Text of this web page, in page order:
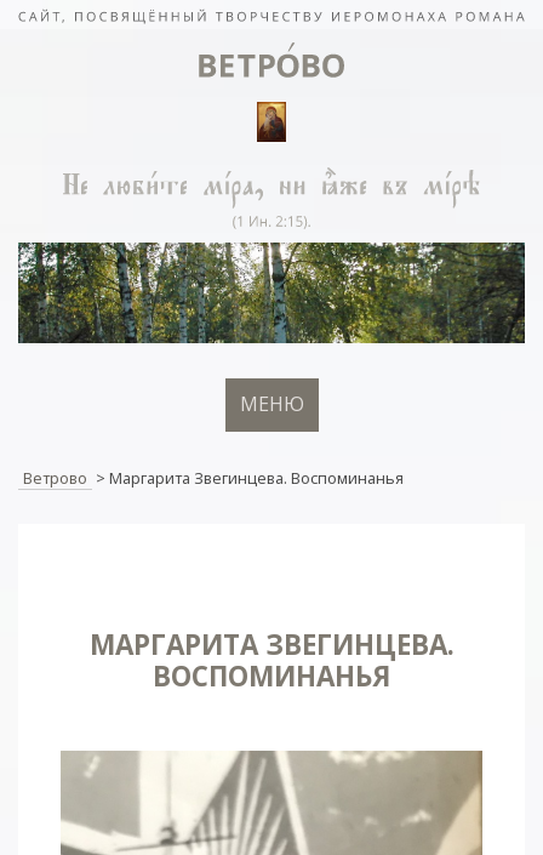
МЕНЮ
Ветрово > Маргарита Звегинцева. Воспоминанья
МАРГАРИТА ЗВЕГИНЦЕВА.
ВОСПОМИНАНЬЯ